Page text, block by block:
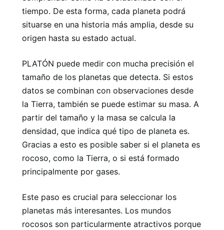
tiempo. De esta forma, cada planeta podrá
situarse en una historia más amplia, desde su
origen hasta su estado actual.
PLATÓN puede medir con mucha precisión el
tamaño de los planetas que detecta. Si estos
datos se combinan con observaciones desde
la Tierra, también se puede estimar su masa. A
partir del tamaño y la masa se calcula la
densidad, que indica qué tipo de planeta es.
Gracias a esto es posible saber si el planeta es
rocoso, como la Tierra, o si está formado
principalmente por gases.
Este paso es crucial para seleccionar los
planetas más interesantes. Los mundos
rocosos son particularmente atractivos porque